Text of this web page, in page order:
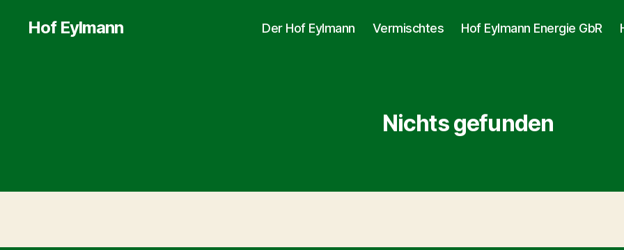
Hof Eylmann Der Hof Eylmann Vermischtes Hof Eylmann Energie GbR
Nichts gefunden